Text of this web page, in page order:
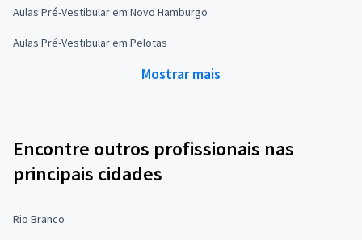
Aulas Pré-Vestibular em Novo Hamburgo
Aulas Pré-Vestibular em Pelotas
Mostrar mais
Encontre outros profissionais nas
principais cidades
Rio Branco